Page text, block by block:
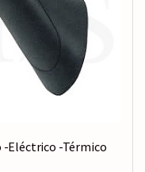
-Eléctrico -Térmico